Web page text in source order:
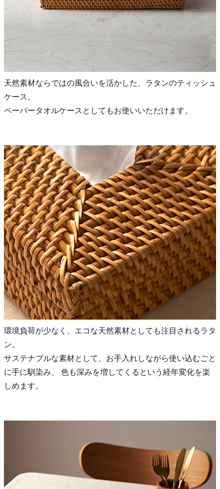
天然素材ならではの風合いを活かした、ラタンのティッシュ
ケース。
ペーパータオルケースとしてもお使いいただけます。
環境負荷が少なく、エコな天然素材としても注目されるラタ
ン。
サステナブルな素材として、お手入れしながら使い込むごと
に手に馴染み、 色も深みを増してくるという経年変化を楽
しめます。